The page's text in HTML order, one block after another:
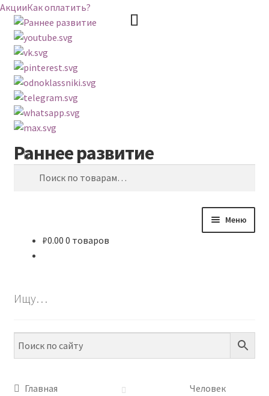
АкцииКак оплатить?
Перейти
к
навигации
Перейти
к
содержимому
Раннее развитие
Поиск
Меню
ПО НАВЫКАМ
₽0.00 0 товаров
Ищу…
Главная
Человек